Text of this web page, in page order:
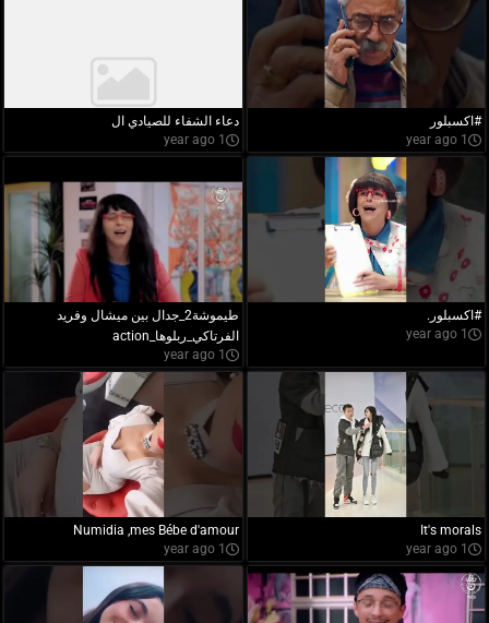
#اكسبلور
1 year ago
دعاء الشفاء للصيادي ال
1 year ago
#اكسبلور.
1 year ago
طيموشة2_جدال بين ميشال وفريد
الفرتاكي_ربلوها_action
1 year ago
It's morals
1 year ago
Numidia ,mes Bébe d'amour
1 year ago